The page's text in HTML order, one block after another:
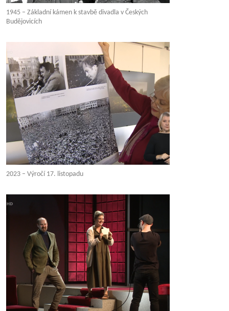
1945 – Základní kámen k stavbě divadla v Českých
Budějovicích
2023 – Výročí 17. listopadu